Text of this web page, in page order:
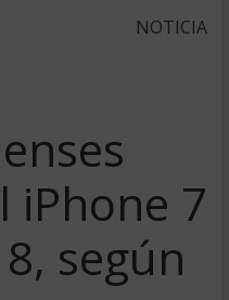
NOTICIA
iPhone 7
según